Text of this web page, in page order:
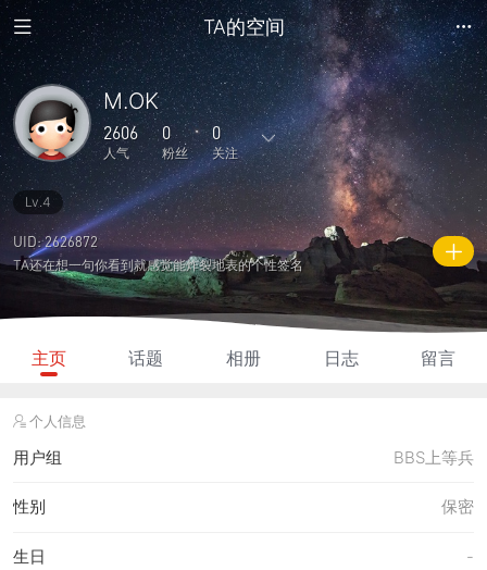
TA的空间
M.OK
2606
人气
0
粉丝
0
关注
27
主题
1
回复
0
日志
0
相册
0
好友
0 0
关注
0
说说
2606
人气
885
积分
Lv.4
UID: 2626872
TA还在想一句你看到就感觉能炸裂地表的个性签名
主页 话题 相册 日志 留言
个人信息
用户组 BBS上等兵
保密
性别
-
生日